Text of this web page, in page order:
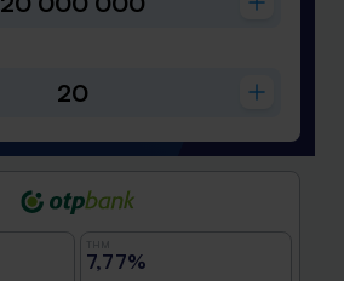
7,77%